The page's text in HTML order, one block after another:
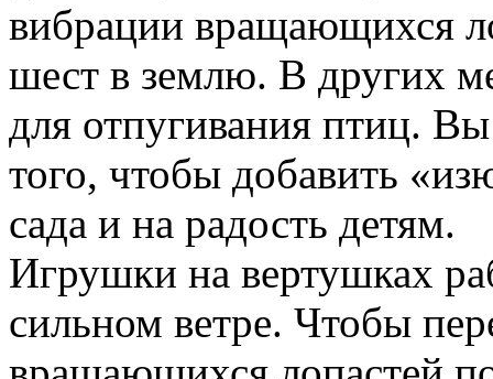
вибрации вращающихся
шест в землю. В других
для отпугивания птиц.
того, чтобы добавить
сада и на радость детям.
Игрушки на вертушках
сильном ветре. Чтобы